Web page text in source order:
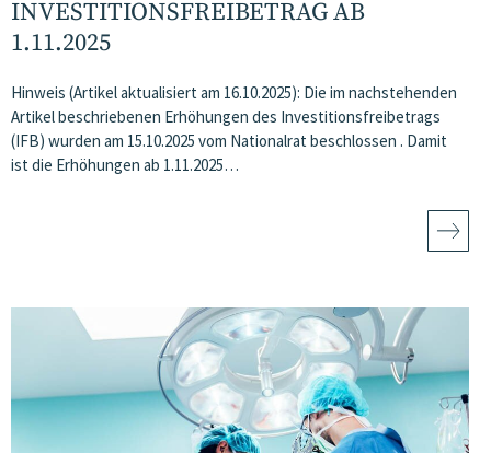
INVESTITIONSFREIBETRAG AB
1.11.2025
Hinweis (Artikel aktualisiert am 16.10.2025): Die im nachstehenden
Artikel beschriebenen Erhöhungen des Investitionsfreibetrags
(IFB) wurden am 15.10.2025 vom Nationalrat beschlossen . Damit
ist die Erhöhungen ab 1.11.2025…